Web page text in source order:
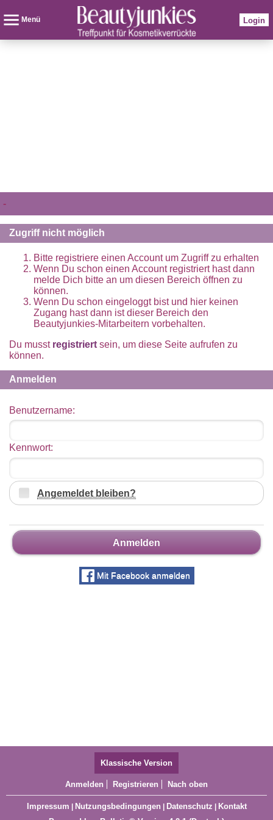
Menü Login
-
Zugriff nicht möglich
Bitte registriere einen Account um Zugriff zu erhalten
Wenn Du schon einen Account registriert hast dann
melde Dich bitte an um diesen Bereich öffnen zu
können.
Wenn Du schon eingeloggt bist und hier keinen
Zugang hast dann ist dieser Bereich den
Beautyjunkies-Mitarbeitern vorbehalten.
Du musst registriert sein, um diese Seite aufrufen zu
können.
Anmelden
Benutzername:
Kennwort:
Angemeldet bleiben?
Anmelden
Mit Facebook anmelden
Klassische Version
Anmelden Registrieren Nach oben
Impressum Nutzungsbedingungen Datenschutz
Kontakt